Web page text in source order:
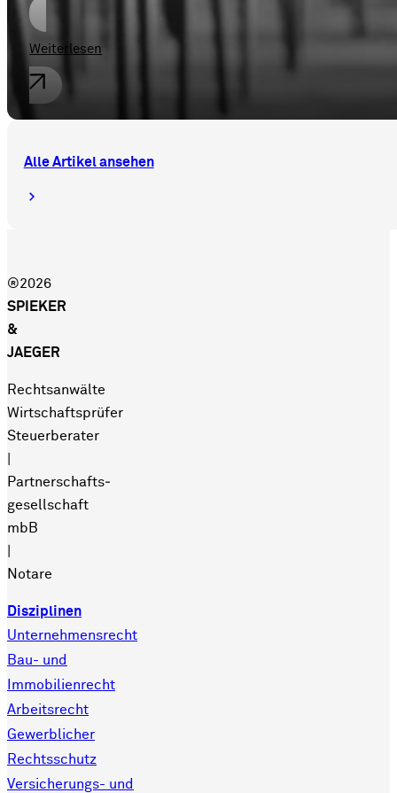
Weiterlesen
Alle Artikel ansehen
®2026
SPIEKER
&
JAEGER
Rechtsanwälte
Wirtschaftsprüfer
Steuerberater
Partnerschafts­
gesellschaft
mbB
Notare
Disziplinen
Unternehmensrecht
Bau- und
Immobilienrecht
Arbeitsrecht
Gewerblicher
Rechtsschutz
Versicherungs- und